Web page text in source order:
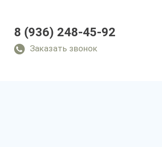
8 (936) 248-45-92
Заказать звонок